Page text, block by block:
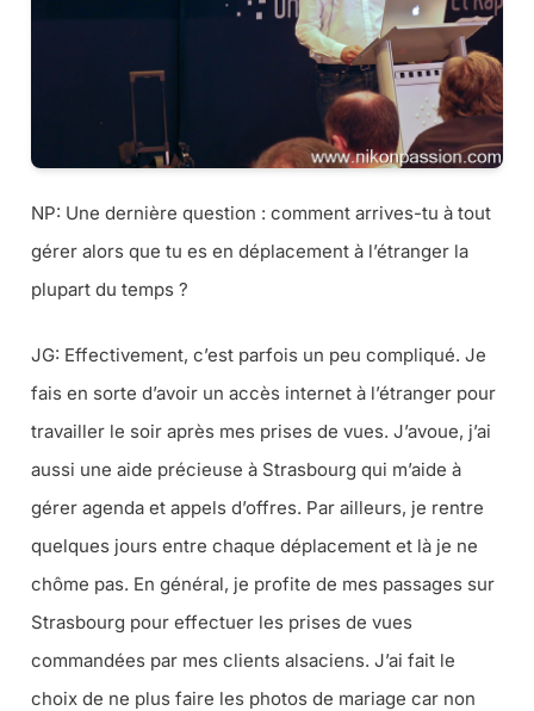
NP: Une dernière question : comment arrives-tu à tout
gérer alors que tu es en déplacement à l’étranger la
plupart du temps ?
JG: Effectivement, c’est parfois un peu compliqué. Je
fais en sorte d’avoir un accès internet à l’étranger pour
travailler le soir après mes prises de vues. J’avoue, j’ai
aussi une aide précieuse à Strasbourg qui m’aide à
gérer agenda et appels d’offres. Par ailleurs, je rentre
quelques jours entre chaque déplacement et là je ne
chôme pas. En général, je profite de mes passages sur
Strasbourg pour effectuer les prises de vues
commandées par mes clients alsaciens. J’ai fait le
choix de ne plus faire les photos de mariage car non